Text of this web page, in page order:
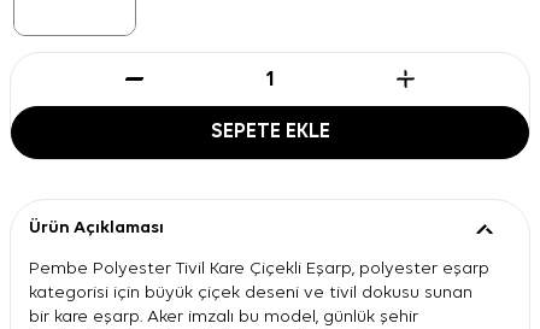
SEPETE EKLE
Ürün Açıklaması
Pembe Polyester Tivil Kare Çiçekli Eşarp, polyester eşarp
kategorisi için büyük çiçek deseni ve tivil dokusu sunan
bir kare eşarp. Aker imzalı bu model, günlük şehir